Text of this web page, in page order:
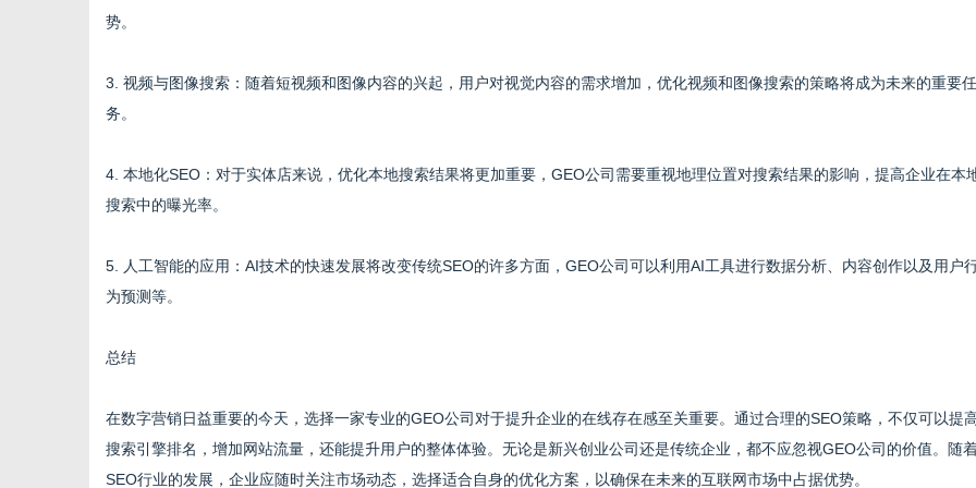
势。
3. 视频与图像搜索：随着短视频和图像内容的兴起，用户对视觉内容的需求增加，优化视频和图像搜索的策略将成为未来的重要任
务。
4. 本地化SEO：对于实体店来说，优化本地搜索结果将更加重要，GEO公司需要重视地理位置对搜索结果的影响，提高企业在本
搜索中的曝光率。
5. 人工智能的应用：AI技术的快速发展将改变传统SEO的许多方面，GEO公司可以利用AI工具进行数据分析、内容创作以及用户
为预测等。
总结
在数字营销日益重要的今天，选择一家专业的GEO公司对于提升企业的在线存在感至关重要。通过合理的SEO策略，不仅可以提
搜索引擎排名，增加网站流量，还能提升用户的整体体验。无论是新兴创业公司还是传统企业，都不应忽视GEO公司的价值。随
SEO行业的发展，企业应随时关注市场动态，选择适合自身的优化方案，以确保在未来的互联网市场中占据优势。